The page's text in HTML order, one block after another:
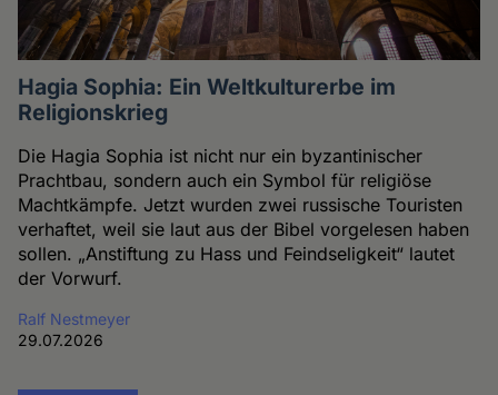
Hagia Sophia: Ein Weltkulturerbe im
Religionskrieg
Die Hagia Sophia ist nicht nur ein byzantinischer
Prachtbau, sondern auch ein Symbol für religiöse
Machtkämpfe. Jetzt wurden zwei russische Touristen
verhaftet, weil sie laut aus der Bibel vorgelesen haben
sollen. „Anstiftung zu Hass und Feindseligkeit“ lautet
der Vorwurf.
Ralf Nestmeyer
29.07.2026